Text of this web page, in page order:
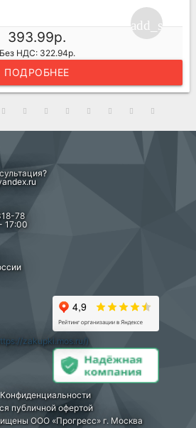
393.99р.
Без НДС: 322.94р.
ПОДРОБНЕЕ
78
17:00
публичной офертой
ООО «Прогресс» г. Москва